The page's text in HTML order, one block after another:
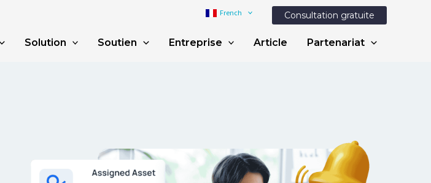
French Consultation gratuite
Solution Soutien Entreprise Article Partenariat